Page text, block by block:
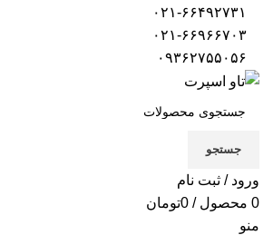
جستجو
ورود / ثبت نام
0 محصول / تومان0
منو